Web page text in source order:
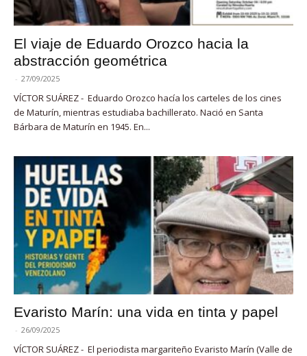
El viaje de Eduardo Orozco hacia la
abstracción geométrica
- 27/09/2025
VÍCTOR SUÁREZ - Eduardo Orozco hacía los carteles de los cines
de Maturín, mientras estudiaba bachillerato. Nació en Santa
Bárbara de Maturín en 1945. En...
Evaristo Marín: una vida en tinta y papel
- 26/09/2025
VÍCTOR SUÁREZ - El periodista margariteño Evaristo Marín (Valle de